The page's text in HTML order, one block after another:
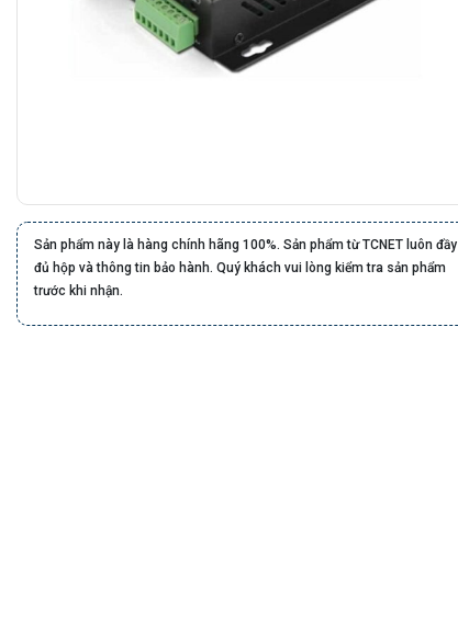
Sản phẩm này là hàng chính hãng 100%. Sản phẩm từ TCNET luôn đầy
đủ hộp và thông tin bảo hành. Quý khách vui lòng kiểm tra sản phẩm
trước khi nhận.